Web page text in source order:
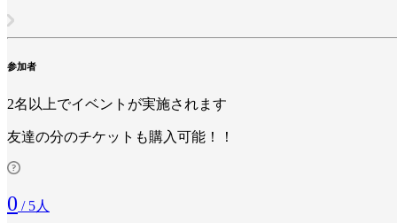
参加者
2名以上でイベントが実施されます
友達の分のチケットも購入可能！！
0 / 5人